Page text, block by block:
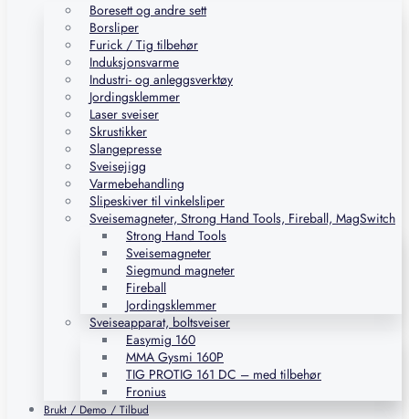
Boresett og andre sett
Borsliper
Furick / Tig tilbehør
Induksjonsvarme
Industri- og anleggsverktøy
Jordingsklemmer
Laser sveiser
Skrustikker
Slangepresse
Sveisejigg
Varmebehandling
Slipeskiver til vinkelsliper
Sveisemagneter, Strong Hand Tools, Fireball, MagSwitch
Strong Hand Tools
Sveisemagneter
Siegmund magneter
Fireball
Jordingsklemmer
Sveiseapparat, boltsveiser
Easymig 160
MMA Gysmi 160P
TIG PROTIG 161 DC – med tilbehør
Fronius
Brukt / Demo / Tilbud